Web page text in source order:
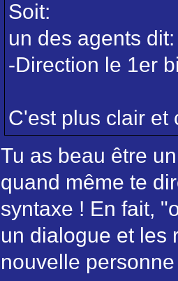
Soit:
un des agents dit:
-Direction le 1er
C'est plus clair et
Tu as beau être
quand même te
syntaxe ! En fait,
un dialogue et les
nouvelle